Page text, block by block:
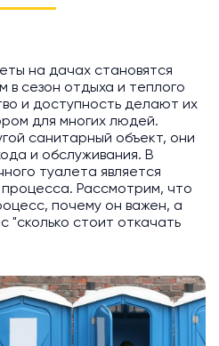
на дачах становятся
сезон отдыха и теплого
и доступность делают их
для многих людей.
санитарный объект, они
и обслуживания. В
туалета является
Рассмотрим, что
почему он важен, а
"сколько стоит откачать